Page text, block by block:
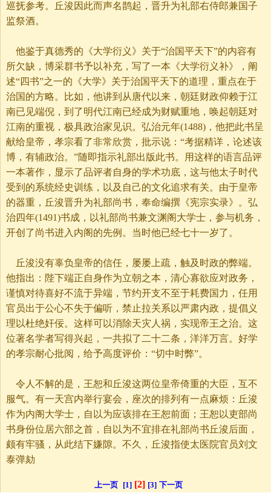
巡抚参考。丘浚因此而声名鹊起，晋升为礼部右侍郎兼国子
监祭酒。
他鉴于真德秀的《大学衍义》关于“治国平天下”的内容有
所欠缺，博采群书予以补充，写了一本《大学衍义补》，阐
述“四书”之一的《大学》关于治国平天下的道理，重点在于
治国的方略。比如，他讲到从唐代以来，朝廷财政仰赖于江
南已见端倪，到了明代江南已经成为财赋重地，唤起朝廷对
江南的重视，极具政治家见识。弘治元年(1488)，他把此书呈
献给皇帝，孝宗看了非常欣赏，批示说：“考据精详，论述该
博，有辅政治。”随即指示礼部出版此书。用这样的语言品评
一本著作，显示了品评者自身的学术功底，这与他太子时代
受到的系统经史训练，以及自己的文化追求有关。由于皇帝
的器重，丘浚晋升为礼部尚书，奉命编撰《宪宗实录》。弘
治四年(1491)书成，以礼部尚书兼文渊阁大学士，参与机务，
开创了尚书进入内阁的先例。当时他已经七十一岁了。
丘浚没有辜负皇帝的信任，屡屡上疏，触及时政的弊端。
他指出：陛下端正自身作为立朝之本，清心寡欲应对政务，
谨慎对待喜好不流于异端，节约开支不至于耗费国力，任用
官员出于公心不失于偏听，禁止拉关系以严肃内政，提倡义
理以杜绝奸佞。这样可以消除天灾人祸，实现帝王之治。这
位著名学者写得兴起，一共拟了二十二条，洋洋万言。好学
的孝宗耐心批阅，给予高度评价：“切中时弊”。
令人不解的是，王恕和丘浚这两位皇帝倚重的大臣，互不
服气。有一天宫内举行宴会，座次的排列有一点麻烦：丘浚
作为内阁大学士，自以为应该排在王恕前面；王恕以吏部尚
书身份位居六部之首，自以为不宜排在礼部尚书丘浚后面，
颇有牢骚，从此结下嫌隙。不久，丘浚指使太医院官员刘文
泰弹劾
上一页 [1] [2] [3] 下一页